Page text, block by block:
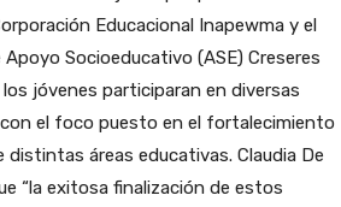
Educacional Inapewma y el
Apoyo Socioeducativo (ASE) Creseres
jóvenes participaran en diversas
el foco puesto en el fortalecimiento
áreas educativas. Claudia De
“la exitosa finalización de estos